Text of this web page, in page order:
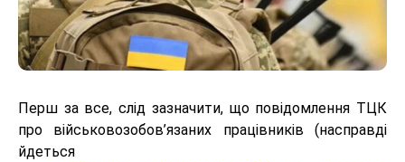
Перш за все, слід зазначити, що повідомлення ТЦК
про військовозобов’язаних працівників (насправді
йдеться